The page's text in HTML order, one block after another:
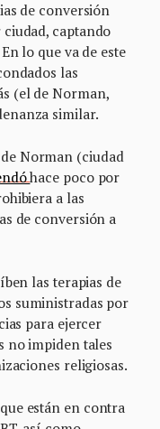
de conversión
captando
lo que va de este
las
(el de Norman,
similar.
Norman (ciudad
hace poco por
a las
de conversión a
las terapias de
suministradas por
para ejercer
no impiden tales
religiosas.
están en contra